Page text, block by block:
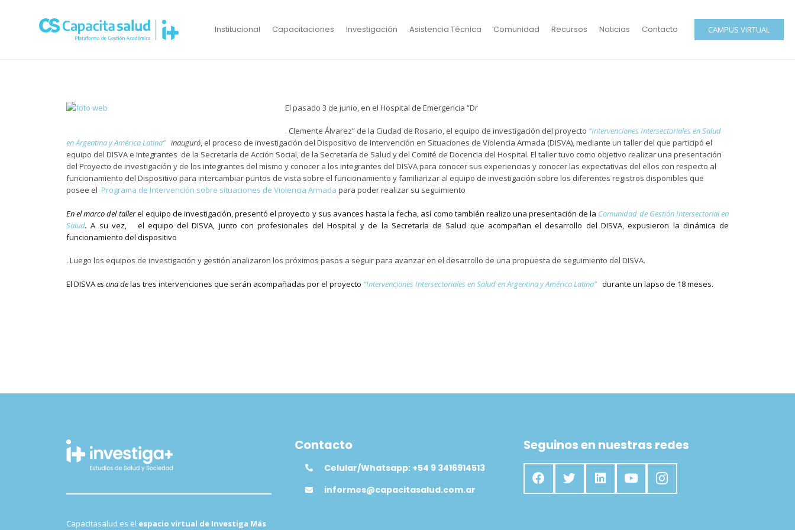
Institucional Capacitaciones Investigación Asistencia Técnica Comunidad Recursos Noticias Contacto CAMPUS VIRTUAL
El pasado 3 de junio, en el Hospital de Emergencia “Dr
. Clemente Álvarez” de la Ciudad de Rosario, el equipo de investigación del proyecto “Intervenciones Intersectoriales en Salud
en Argentina y América Latina” inauguró, el proceso de investigación del Dispositivo de Intervención en Situaciones de Violencia Armada (DISVA), mediante un taller del que participó el
equipo del DISVA e integrantes de la Secretaría de Acción Social, de la Secretaría de Salud y del Comité de Docencia del Hospital. El taller tuvo como objetivo realizar una presentación
del Proyecto de investigación y de los integrantes del mismo y conocer a los integrantes del DISVA para conocer sus experiencias y conocer las expectativas del ellos con respecto al
funcionamiento del Dispositivo para intercambiar puntos de vista sobre el funcionamiento y familiarizar al equipo de investigación sobre los diferentes registros disponibles que
posee el Programa de Intervención sobre situaciones de Violencia Armada para poder realizar su seguimiento
En el marco del tallerel equipo de investigación, presentó el proyecto y sus avances hasta la fecha, así como también realizo una presentación de la Comunidad de Gestión Intersectorial en
Salud.A su vez, el equipo del DISVA, junto con profesionales del Hospital y de la Secretaría de Salud que acompañan el desarrollo del DISVA, expusieron la dinámica de
funcionamiento del dispositivo
. Luego los equipos de investigación y gestión analizaron los próximos pasos a seguir para avanzar en el desarrollo de una propuesta de seguimiento del DISVA.
El DISVAes una delas tres intervenciones que serán acompañadas por el proyecto “Intervenciones Intersectoriales en Salud en Argentina y América Latina” durante un lapso de 18 meses.
Capacitasalud es el espacio virtual de Investiga Más
Contacto
Celular/Whatsapp: +54 9 3416914513
informes@capacitasalud.com.ar
Seguinos en nuestras redes